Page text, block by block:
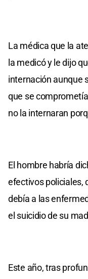
La médica que la
la medicó y le dijo
internación aunque
que se
no la internaran
El hombre habría
efectivos policiales,
debía a las
el suicidio de su
Este año, tras